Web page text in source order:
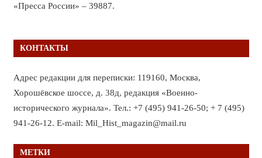
«Пресса России» – 39887.
КОНТАКТЫ
Адрес редакции для переписки: 119160, Москва,
Хорошёвское шоссе, д. 38д, редакция «Военно-
исторического журнала». Тел.: +7 (495) 941-26-50; + 7 (495)
941-26-12. E-mail: Mil_Hist_magazin@mail.ru
МЕТКИ